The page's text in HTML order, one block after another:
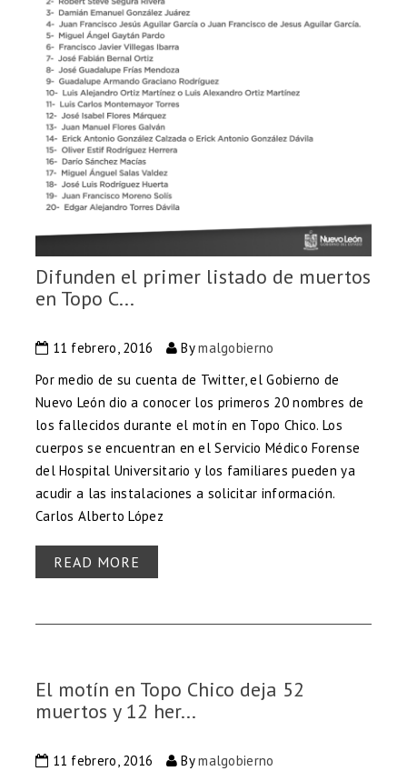
Difunden el primer listado de muertos
en Topo C...
11 febrero, 2016 Bymalgobierno
Por medio de su cuenta de Twitter, el Gobierno de
Nuevo León dio a conocer los primeros 20 nombres de
los fallecidos durante el motín en Topo Chico. Los
cuerpos se encuentran en el Servicio Médico Forense
del Hospital Universitario y los familiares pueden ya
acudir a las instalaciones a solicitar información.
Carlos Alberto López
READ MORE
El motín en Topo Chico deja 52
muertos y 12 her...
11 febrero, 2016 Bymalgobierno